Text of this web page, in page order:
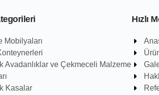
Mobilyaları
Avadanlıklar ve Çekmeceli Malzeme
Kasalar
Hızlı